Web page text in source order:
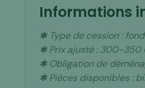
Informations
✱ Type de cession :
✱ Prix ajusté : 300-
✱ Obligation de
✱ Pièces disponibles :